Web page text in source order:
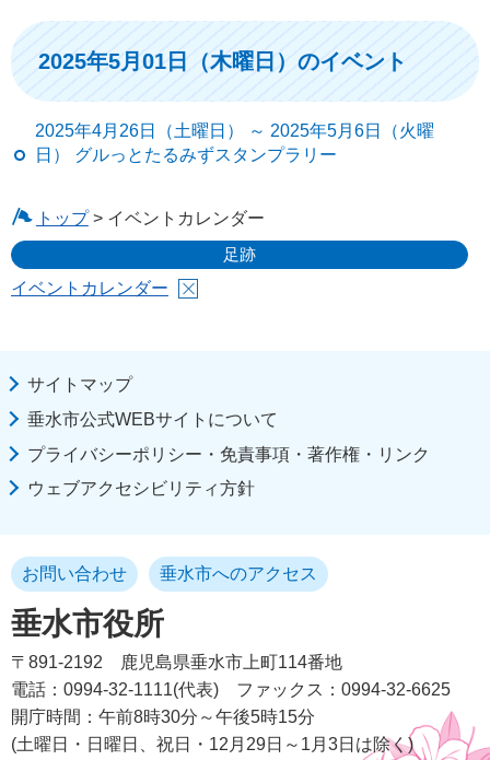
2025年5月01日（木曜日）のイベント
2025年4月26日（土曜日） ～ 2025年5月6日（火曜
日） グルっとたるみずスタンプラリー
トップ> イベントカレンダー
足跡
イベントカレンダー
サイトマップ
垂水市公式WEBサイトについて
プライバシーポリシー・免責事項・著作権・リンク
ウェブアクセシビリティ方針
垂水市役所
お問い合わせ 垂水市へのアクセス
〒891-2192
鹿児島県垂水市上町114番地
電話：0994-32-1111(代表)
ファックス：0994-32-6625
開庁時間：午前8時30分～午後5時15分
(土曜日・日曜日、祝日・12月29日～1月3日は除く)